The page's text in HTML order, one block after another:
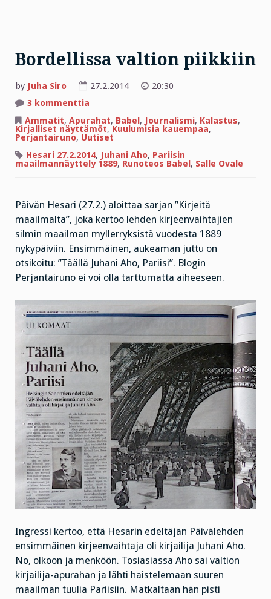
Bordellissa valtion piikkiin
by Juha Siro 27.2.2014
20:30
3 kommenttia
valtion
piikkiin
Ammatit, Apurahat, Babel , Journalismi, Kalastus,
Kirjalliset näyttämöt, Kuulumisia kauempaa,
Perjantairuno, Uutiset
Hesari 27.2.2014, Juhani Aho, Pariisin
maailmannäyttely 1889, Runoteos Babel, Salle Ovale
Päivän Hesari (27.2.) aloittaa sarjan ”Kirjeitä
maailmalta”, joka kertoo lehden kirjeenvaihtajien
silmin maailman myllerryksistä vuodesta 1889
nykypäiviin. Ensimmäinen, aukeaman juttu on
otsikoitu: ”Täällä Juhani Aho, Pariisi”. Blogin
Perjantairuno ei voi olla tarttumatta aiheeseen.
Ingressi kertoo, että Hesarin edeltäjän Päivälehden
ensimmäinen kirjeenvaihtaja oli kirjailija Juhani Aho.
No, olkoon ja menköön. Tosiasiassa Aho sai valtion
kirjailija-apurahan ja lähti haistelemaan suuren
maailman tuulia Pariisiin. Matkaltaan hän pisti